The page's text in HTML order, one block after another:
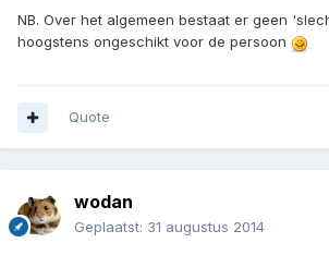
NB. Over het algemeen bestaat er geen
hoogstens ongeschikt voor de persoon
Quote
wodan
Geplaatst: 31 augustus 2014